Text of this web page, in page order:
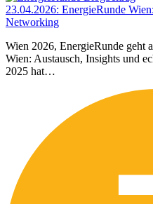
23.04.2026: EnergieRunde
Networking
Wien 2026, EnergieRunde geht
Wien: Austausch, Insights und
2025 hat…